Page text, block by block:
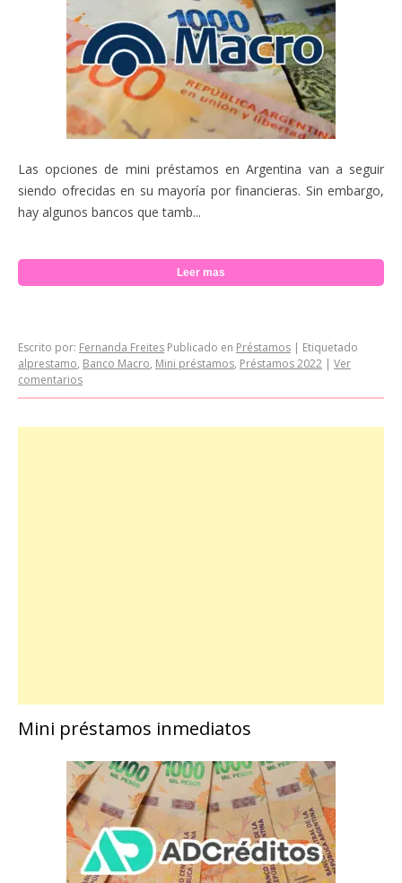
Las opciones de mini préstamos en Argentina van a seguir
siendo ofrecidas en su mayoría por financieras. Sin embargo,
hay algunos bancos que tamb...
Leer mas
Escrito por: Fernanda Freites Publicado en Préstamos | Etiquetado
alprestamo, Banco Macro, Mini préstamos, Préstamos 2022 | Ver
comentarios
Mini préstamos inmediatos